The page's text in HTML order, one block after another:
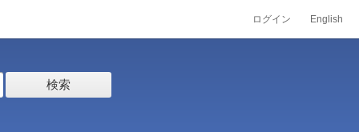
ログイン English
検索